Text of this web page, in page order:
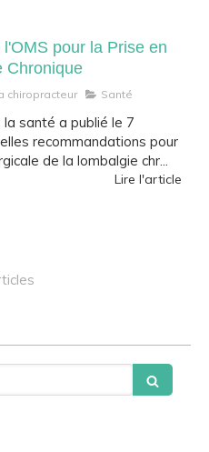
pour la Prise en
Chronique
chiropracteur Santé
santé a publié le 7
recommandations pour
de la lombalgie chr...
Lire l'article